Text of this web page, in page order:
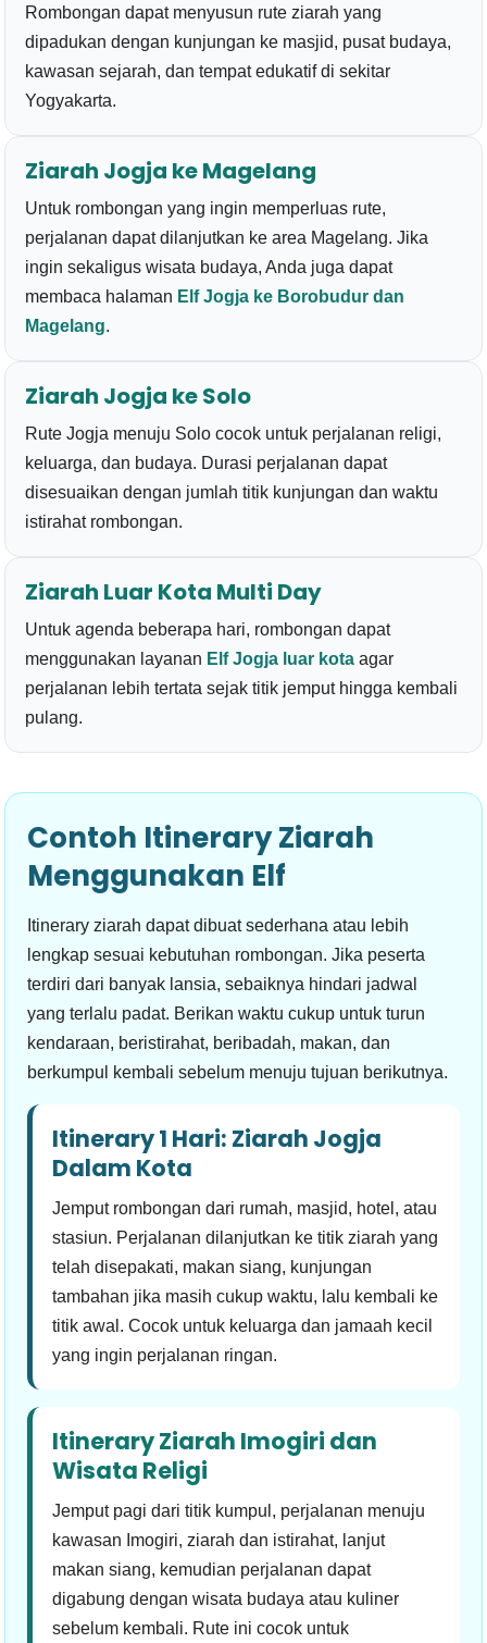
Rombongan dapat menyusun rute ziarah yang
dipadukan dengan kunjungan ke masjid, pusat budaya,
kawasan sejarah, dan tempat edukatif di sekitar
Yogyakarta.
Ziarah Jogja ke Magelang
Untuk rombongan yang ingin memperluas rute,
perjalanan dapat dilanjutkan ke area Magelang. Jika
ingin sekaligus wisata budaya, Anda juga dapat
membaca halaman Elf Jogja ke Borobudur dan
Magelang.
Ziarah Jogja ke Solo
Rute Jogja menuju Solo cocok untuk perjalanan religi,
keluarga, dan budaya. Durasi perjalanan dapat
disesuaikan dengan jumlah titik kunjungan dan waktu
istirahat rombongan.
Ziarah Luar Kota Multi Day
Untuk agenda beberapa hari, rombongan dapat
menggunakan layanan Elf Jogja luar kota agar
perjalanan lebih tertata sejak titik jemput hingga kembali
pulang.
Contoh Itinerary Ziarah
Menggunakan Elf
Itinerary ziarah dapat dibuat sederhana atau lebih
lengkap sesuai kebutuhan rombongan. Jika peserta
terdiri dari banyak lansia, sebaiknya hindari jadwal
yang terlalu padat. Berikan waktu cukup untuk turun
kendaraan, beristirahat, beribadah, makan, dan
berkumpul kembali sebelum menuju tujuan berikutnya.
Itinerary 1 Hari: Ziarah Jogja
Dalam Kota
Jemput rombongan dari rumah, masjid, hotel, atau
stasiun. Perjalanan dilanjutkan ke titik ziarah yang
telah disepakati, makan siang, kunjungan
tambahan jika masih cukup waktu, lalu kembali ke
titik awal. Cocok untuk keluarga dan jamaah kecil
yang ingin perjalanan ringan.
Itinerary Ziarah Imogiri dan
Wisata Religi
Jemput pagi dari titik kumpul, perjalanan menuju
kawasan Imogiri, ziarah dan istirahat, lanjut
makan siang, kemudian perjalanan dapat
digabung dengan wisata budaya atau kuliner
sebelum kembali. Rute ini cocok untuk